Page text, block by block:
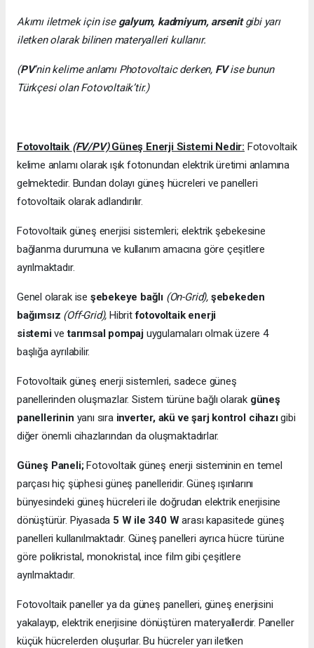
Akımı iletmek için ise galyum, kadmiyum, arsenitgibi yarı
iletken olarak bilinen materyalleri kullanır.
(PV’nin kelime anlamı Photovoltaic derken, FVise bunun
Türkçesi olan Fotovoltaik’tir.)
Fotovoltaik (FV/PV)Güneş Enerji Sistemi Nedir: Fotovoltaik
kelime anlamı olarak ışık fotonundan elektrik üretimi anlamına
gelmektedir. Bundan dolayı güneş hücreleri ve panelleri
fotovoltaik olarak adlandırılır.
Fotovoltaik güneş enerjisi sistemleri; elektrik şebekesine
bağlanma durumuna ve kullanım amacına göre çeşitlere
ayrılmaktadır.
Genel olarak ise şebekeye bağlı (On-Grid), şebekeden
bağımsız (Off-Grid), Hibritfotovoltaik enerji
sistemivetarımsal pompaj uygulamaları olmak üzere 4
başlığa ayrılabilir.
Fotovoltaik güneş enerji sistemleri, sadece güneş
panellerinden oluşmazlar. Sistem türüne bağlı olarak güneş
panellerinin yanı sıra inverter, akü ve şarj kontrol cihazıgibi
diğer önemli cihazlarından da oluşmaktadırlar.
Güneş Paneli;Fotovoltaik güneş enerji sisteminin en temel
parçası hiç şüphesi güneş panelleridir. Güneş ışınlarını
bünyesindeki güneş hücreleri ile doğrudan elektrik enerjisine
dönüştürür. Piyasada 5 W ile 340 Warası kapasitede güneş
panelleri kullanılmaktadır. Güneş panelleri ayrıca hücre türüne
göre polikristal, monokristal, ince film gibi çeşitlere
ayrılmaktadır.
Fotovoltaik paneller ya da güneş panelleri, güneş enerjisini
yakalayıp, elektrik enerjisine dönüştüren materyallerdir. Paneller
küçük hücrelerden oluşurlar. Bu hücreler yarı iletken